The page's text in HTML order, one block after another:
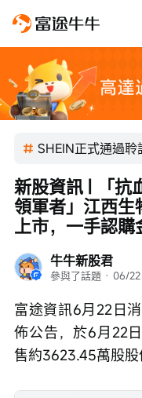
SHEIN正式通過
牛牛新股君
參與了話題 · 06/22
新股資訊 | 「抗
領軍者」江西
上市，一手認
富途資訊6月22日
佈公告，於6月22
售約3623.45萬股